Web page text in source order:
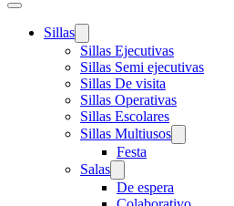
Sillas
Sillas Ejecutivas
Sillas Semi ejecutivas
Sillas De visita
Sillas Operativas
Sillas Escolares
Sillas Multiusos
Festa
Salas
De espera